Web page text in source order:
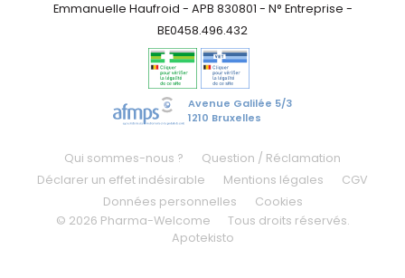
Emmanuelle Haufroid - APB 830801 - N° Entreprise -
BE0458.496.432
Avenue Galilée 5/3
1210 Bruxelles
Qui sommes-nous ?
Question / Réclamation
Déclarer un effet indésirable
Mentions légales
CGV
Données personnelles
Cookies
© 2026 Pharma-Welcome
Tous droits réservés.
Apotekisto